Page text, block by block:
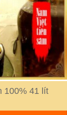
100% 41 lít